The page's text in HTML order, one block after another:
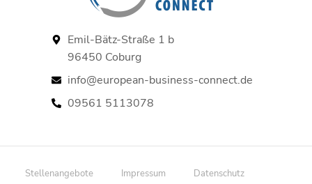
Emil-Bätz-Straße 1 b
96450 Coburg
info@european-business-connect.de
09561 5113078
Stellenangebote Impressum Datenschutz